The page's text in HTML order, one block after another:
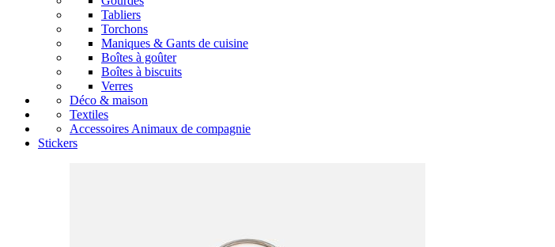
Tabliers
Torchons
Maniques & Gants de cuisine
Boîtes à goûter
Boîtes à biscuits
Verres
Déco & maison
Textiles
Accessoires Animaux de compagnie
Stickers